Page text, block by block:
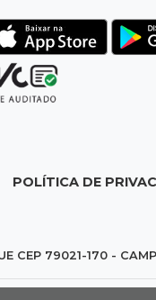
POLÍTICA DE
CEP 79021-170 -